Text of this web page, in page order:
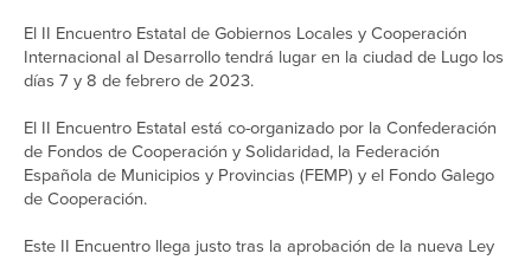
El II Encuentro Estatal de Gobiernos Locales y Cooperación
Internacional al Desarrollo tendrá lugar en la ciudad de Lugo los
días 7 y 8 de febrero de 2023.
El II Encuentro Estatal está co-organizado por la Confederación
de Fondos de Cooperación y Solidaridad, la Federación
Española de Municipios y Provincias (FEMP) y el Fondo Galego
de Cooperación.
Este II Encuentro llega justo tras la aprobación de la nueva Ley